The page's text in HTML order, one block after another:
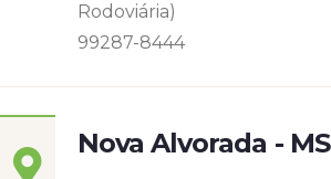
Rodoviária)
99287-8444
Nova Alvorada - MS